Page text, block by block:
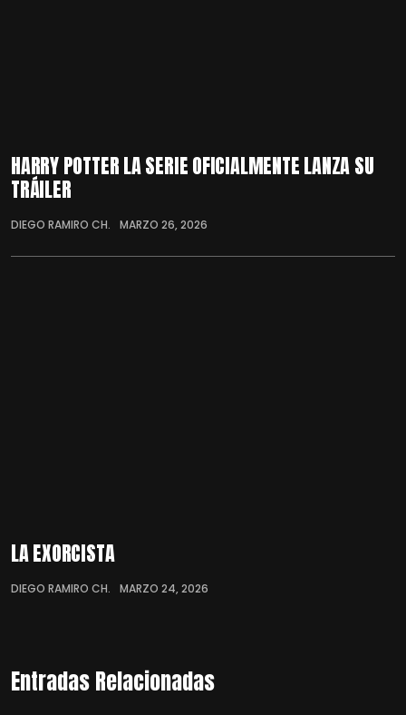
HARRY POTTER LA SERIE OFICIALMENTE LANZA SU
TRÁILER
DIEGO RAMIRO CH. MARZO 26, 2026
LA EXORCISTA
DIEGO RAMIRO CH. MARZO 24, 2026
Entradas Relacionadas